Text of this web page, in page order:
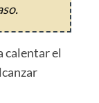
calentar el